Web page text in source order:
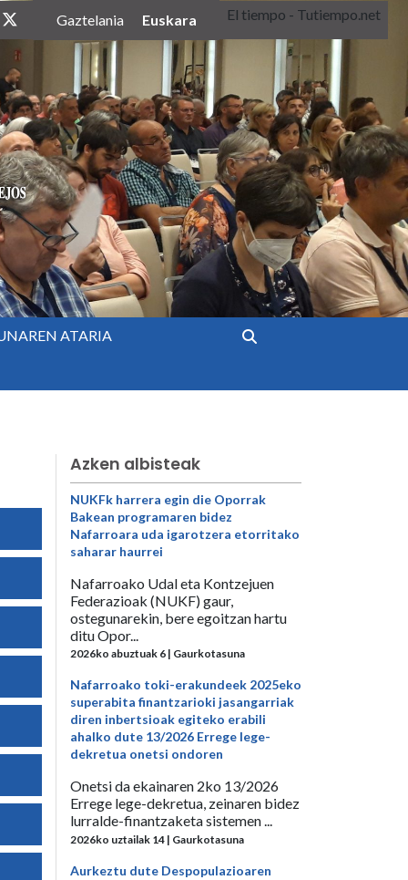
twitter
Gaztelania Euskara El tiempo - Tutiempo.net
ATARIA
Azken albisteak
NUKFk harrera egin die Oporrak
Bakean programaren bidez
Nafarroara uda igarotzera etorritako
saharar haurrei
Nafarroako Udal eta Kontzejuen
Federazioak (NUKF) gaur,
ostegunarekin, bere egoitzan hartu
ditu Opor...
2026ko abuztuak 6 | Gaurkotasuna
Nafarroako toki-erakundeek 2025eko
superabita finantzarioki jasangarriak
diren inbertsioak egiteko erabili
ahalko dute 13/2026 Errege lege-
dekretua onetsi ondoren
Onetsi da ekainaren 2ko 13/2026
Errege lege-dekretua, zeinaren bidez
lurralde-finantzaketa sistemen ...
2026ko uztailak 14 | Gaurkotasuna
Aurkeztu dute Despopulazioaren